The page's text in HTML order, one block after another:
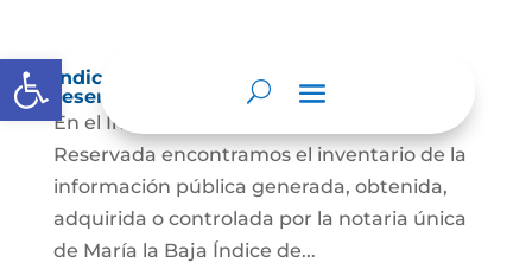
Abrir barra de herramientas
Índice de información clasificada y
reservada
En el Índice de Información Clasificada y
Reservada encontramos el inventario de la
información pública generada, obtenida,
adquirida o controlada por la notaria única
de María la Baja Índice de...